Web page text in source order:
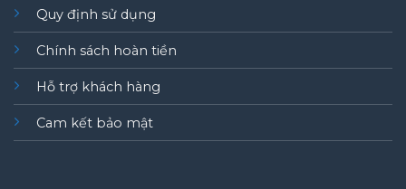
Quy định sử dụng
Chính sách hoàn tiền
Hỗ trợ khách hàng
Cam kết bảo mật